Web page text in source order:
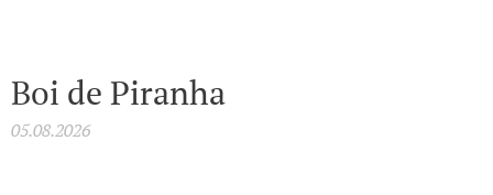
Boi de Piranha
05.08.2026